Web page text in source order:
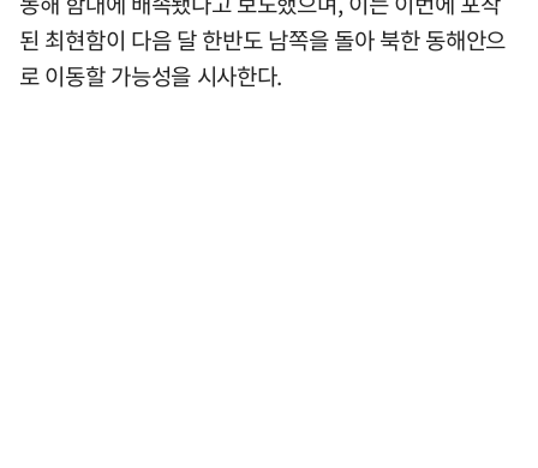
된 최현함이 다음 달 한반도 남쪽을 돌아 북한 동해안으
로 이동할 가능성을 시사한다.